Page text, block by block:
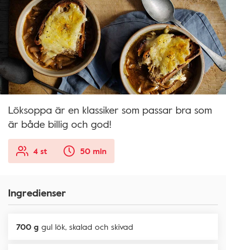
Löksoppa är en klassiker som passar bra som
är både billig och god!
4 st 50 min
Ingredienser
700 g gul lök, skalad och skivad